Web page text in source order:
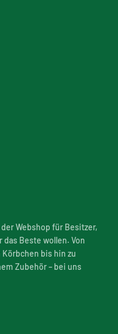
Webshop für Besitzer,
Beste wollen. Von
bis hin zu
Zubehör – bei uns